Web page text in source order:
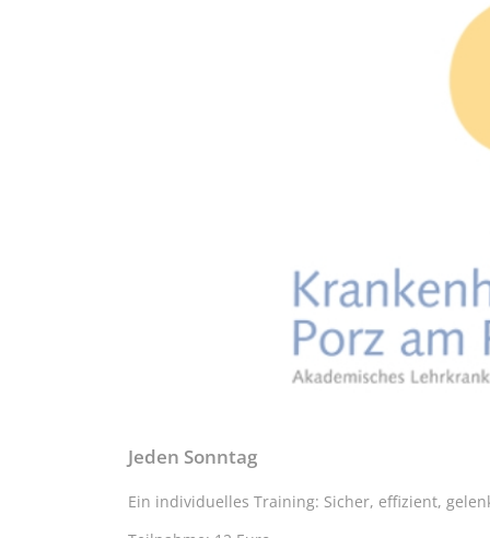
Jeden Sonntag
Ein individuelles Training: Sicher, effizient,